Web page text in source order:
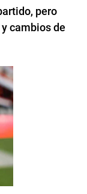
pero
cambios de